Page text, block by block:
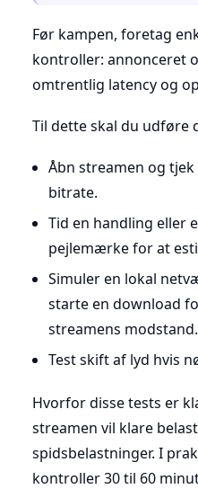
Før kampen, foretag
kontroller: annonceret
omtrentlig latency og
Til dette skal du udføre
Åbn streamen og
bitrate.
Tid en handling eller
pejlemærke for at
Simuler en lokal
starte en download
streamens modstand.
Test skift af lyd hvis
Hvorfor disse tests er
streamen vil klare
spidsbelastninger. I
kontroller 30 til 60